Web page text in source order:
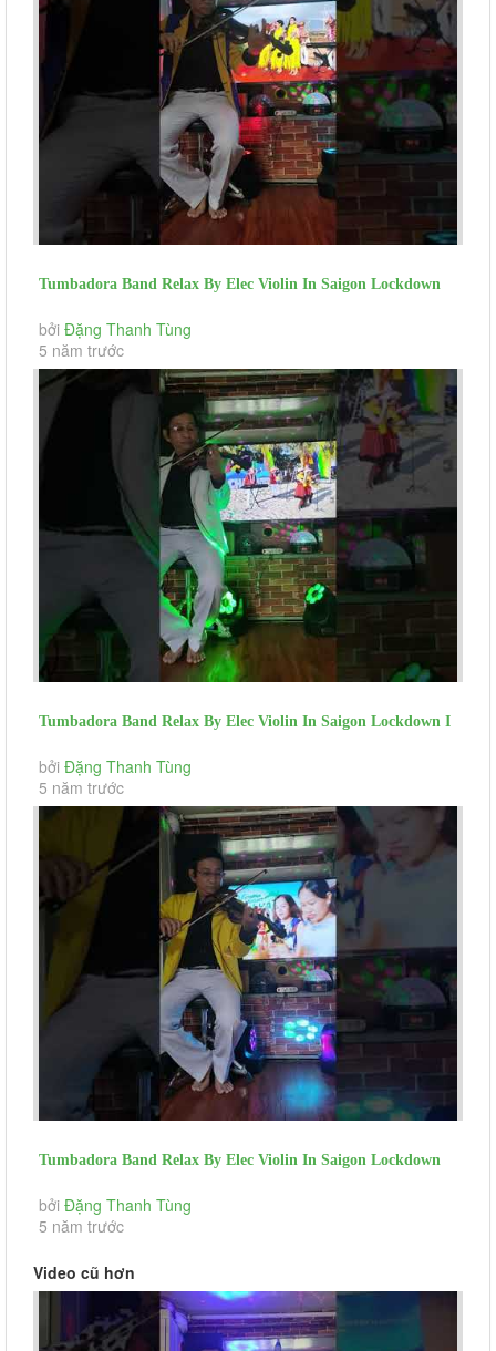
Tumbadora Band Relax By Elec Violin In Saigon Lockdown
Take Me Home Country...
bởi Đặng Thanh Tùng
5 năm trước
Tumbadora Band Relax By Elec Violin In Saigon Lockdown I
Just Call To Say I...
bởi Đặng Thanh Tùng
5 năm trước
Tumbadora Band Relax By Elec Violin In Saigon Lockdown
Tuong Niem (day...
bởi Đặng Thanh Tùng
5 năm trước
Video cũ hơn